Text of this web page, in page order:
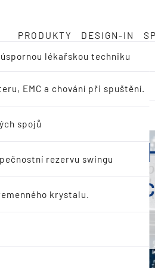
PRODUKTY DESIGN-IN
lékařskou techniku
EMC a chování při spuštění.
spojů
rezervu swingu
krystalu.
na